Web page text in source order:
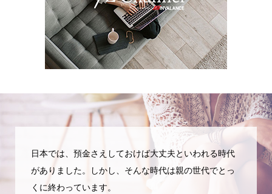
日本では、預金さえしておけば大丈夫といわれる時代
がありました。しかし、そんな時代は親の世代でとっ
くに終わっています。